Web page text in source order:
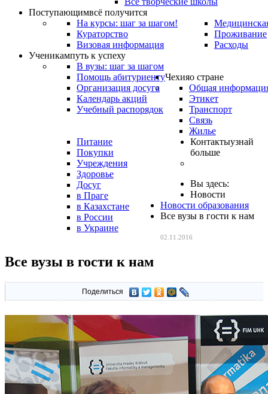
Поступающимвсё получится
На курсы: шаг за шагом!
Кураторство
Визовая информация
Проживание
Расходы
Ученикампуть к успеху
В вузы: шаг за шагом
Помощь абитуриенту
Организация досуга
Календарь акций
Учебный распорядок
Чехияо стране
Общая
Этикет
Транспорт
Связь
Жилье
Питание
Покупки
Учреждения
Здоровье
Досуг
Контактыузнай
больше
в Праге
в Казахстане
в России
в Украине
Вы здесь:
Новости
Новости образования
Все вузы в гости к нам
02.11.2016
Все вузы в гости к нам
Поделиться